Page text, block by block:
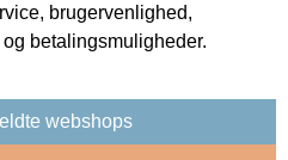
brugervenlighed,
betalingsmuligheder.
webshops